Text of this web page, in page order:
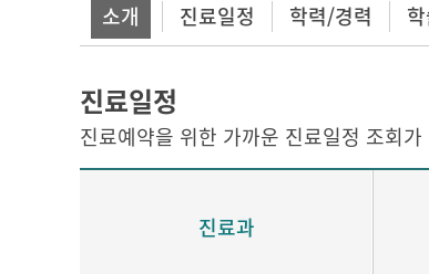
소개 진료일정 학력/경력
진료일정
진료예약을 위한 가까운 진료일정 조회
진료과